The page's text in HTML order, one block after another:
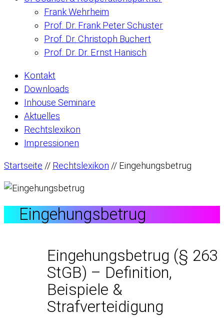
Frank Wehrheim
Prof. Dr. Frank Peter Schuster
Prof. Dr. Christoph Buchert
Prof. Dr. Dr. Ernst Hanisch
Kontakt
Downloads
Inhouse Seminare
Aktuelles
Rechtslexikon
Impressionen
Startseite // Rechtslexikon // Eingehungsbetrug
Eingehungsbetrug
Eingehungsbetrug (§ 263
StGB) – Definition,
Beispiele &
Strafverteidigung